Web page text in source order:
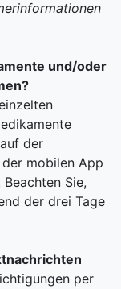
und/oder
der
mobilen App
Sie,
der drei Tage
per